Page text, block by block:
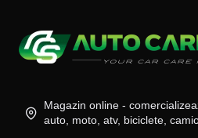
Magazin online -
auto, moto, atv, biciclete,